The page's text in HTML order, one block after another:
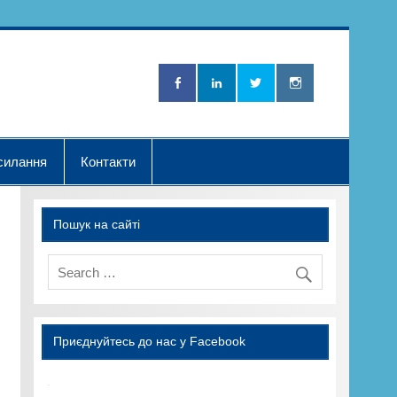
Хвилька"
Контакти
Пошук на сайті
Приєднуйтесь до нас у Facebook